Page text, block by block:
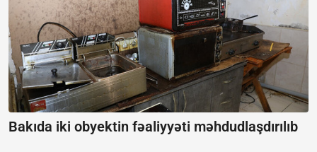
Bakıda iki obyektin fəaliyyəti məhdudlaşdırılıb